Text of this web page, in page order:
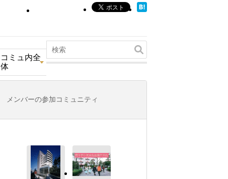
コミュ内全
体
メンバーの参加コミュニティ